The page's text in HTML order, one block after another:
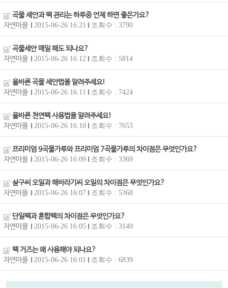
곡물 세안과 팩 관리는 하루중 언제 하면 좋은가요?
자연마을
2015-06-26 16:21 조회수 : 3790
곡물세안 매일 해도 되나요?
자연마을
2015-06-26 16:12 조회수 : 5814
올바른 곡물 세안법을 알려주세요!
자연마을
2015-06-26 16:11 조회수 : 7424
올바른 천연팩 사용법을 알려주세요!
자연마을
2015-06-26 16:10 조회수 : 7653
프리미엄 9곡물가루와 프리미엄 7곡물가루의 차이점은 무엇인가요?
자연마을
2015-06-26 16:09 조회수 : 3369
살구씨 오일과 해바라기씨 오일의 차이점은 무엇인가요?
자연마을
2015-06-26 16:07 조회수 : 5368
단일팩과 혼합팩의 차이점은 무엇인가요?
자연마을
2015-06-26 16:05 조회수 : 3149
팩 거즈는 왜 사용해야 되나요?
자연마을
2015-06-26 16:01 조회수 : 6839